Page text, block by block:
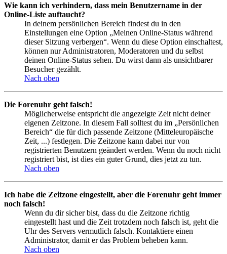
Wie kann ich verhindern, dass mein Benutzername in der
Online-Liste auftaucht?
In deinem persönlichen Bereich findest du in den
Einstellungen eine Option „Meinen Online-Status während
dieser Sitzung verbergen“. Wenn du diese Option einschaltest,
können nur Administratoren, Moderatoren und du selbst
deinen Online-Status sehen. Du wirst dann als unsichtbarer
Besucher gezählt.
Nach oben
Die Forenuhr geht falsch!
Möglicherweise entspricht die angezeigte Zeit nicht deiner
eigenen Zeitzone. In diesem Fall solltest du im „Persönlichen
Bereich“ die für dich passende Zeitzone (Mitteleuropäische
Zeit, ...) festlegen. Die Zeitzone kann dabei nur von
registrierten Benutzern geändert werden. Wenn du noch nicht
registriert bist, ist dies ein guter Grund, dies jetzt zu tun.
Nach oben
Ich habe die Zeitzone eingestellt, aber die Forenuhr geht immer
noch falsch!
Wenn du dir sicher bist, dass du die Zeitzone richtig
eingestellt hast und die Zeit trotzdem noch falsch ist, geht die
Uhr des Servers vermutlich falsch. Kontaktiere einen
Administrator, damit er das Problem beheben kann.
Nach oben